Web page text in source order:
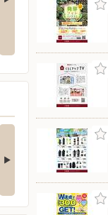
【DCMアプリ
ポイント付与キ
い物がビックチャ
に！夏のわく…
プリ応募限定】 キャン
ン期間中の合計…